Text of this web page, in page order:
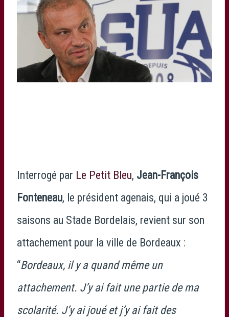
Interrogé par Le Petit Bleu, Jean-François
Fonteneau, le président agenais, qui a joué 3
saisons au Stade Bordelais, revient sur son
attachement pour la ville de Bordeaux :
“Bordeaux, il y a quand même un
attachement. J’y ai fait une partie de ma
scolarité. J’y ai joué et j’y ai fait des